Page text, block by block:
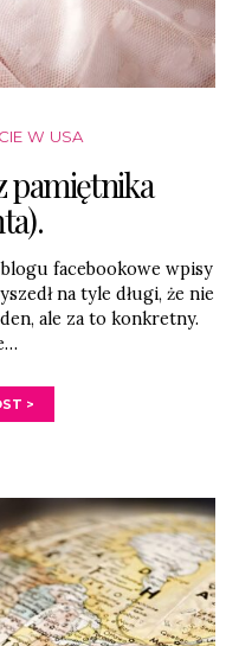
W USA
pamiętnika
blogu facebookowe wpisy
na tyle długi, że nie
ale za to konkretny.
>